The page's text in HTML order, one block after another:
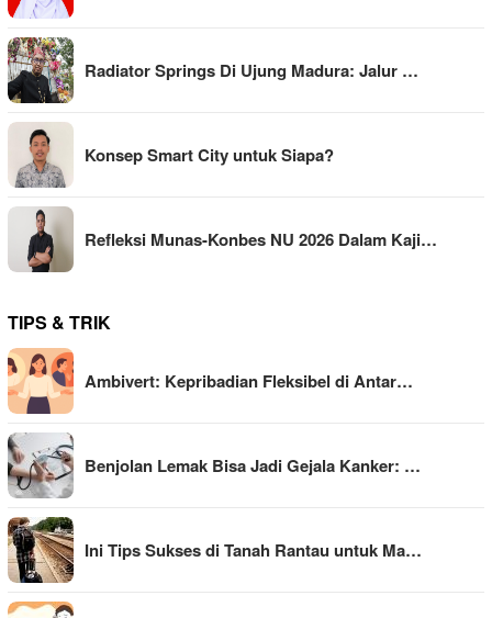
Radiator Springs Di Ujung Madura: Jalur …
Konsep Smart City untuk Siapa?
Refleksi Munas-Konbes NU 2026 Dalam Kaji…
TIPS & TRIK
Ambivert: Kepribadian Fleksibel di Antar…
Benjolan Lemak Bisa Jadi Gejala Kanker: …
Ini Tips Sukses di Tanah Rantau untuk Ma…